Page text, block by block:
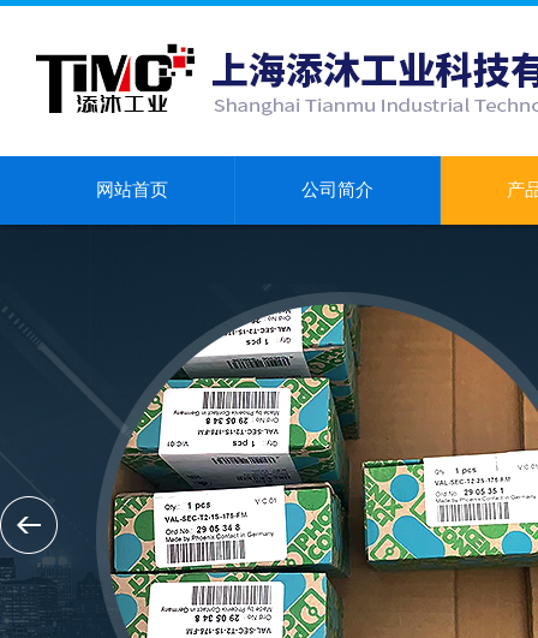
网站首页 公司简介 产